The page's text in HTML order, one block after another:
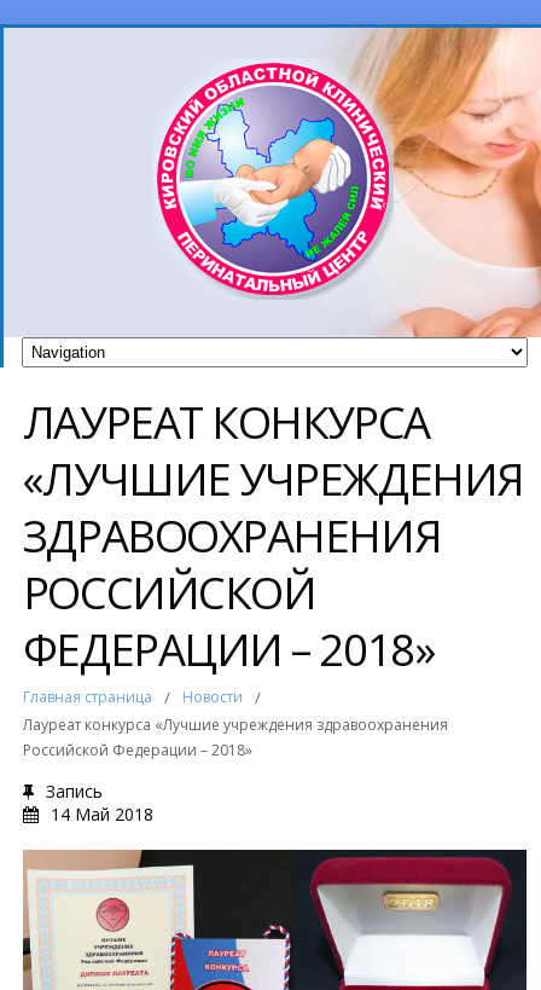
ЛАУРЕАТ КОНКУРСА
«ЛУЧШИЕ УЧРЕЖДЕНИЯ
ЗДРАВООХРАНЕНИЯ
РОССИЙСКОЙ
ФЕДЕРАЦИИ – 2018»
Главная страница / Новости /
Лауреат конкурса «Лучшие учреждения здравоохранения
Российской Федерации – 2018»
Запись
14 Май 2018